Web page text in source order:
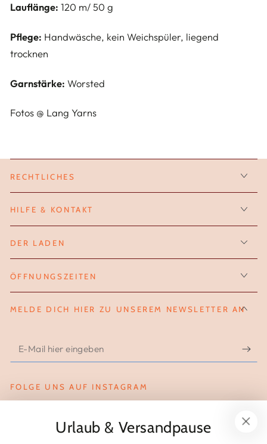
Lauflänge: 120 m/ 50 g
Pflege: Handwäsche, kein Weichspüler, liegend
trocknen
Garnstärke: Worsted
Fotos @ Lang Yarns
RECHTLICHES
HILFE & KONTAKT
DER LADEN
ÖFFNUNGSZEITEN
MELDE DICH HIER ZU UNSEREM NEWSLETTER AN
E-
Mail
hier
eingeben
FOLGE UNS AUF INSTAGRAM
Instagram
Urlaub & Versandpause